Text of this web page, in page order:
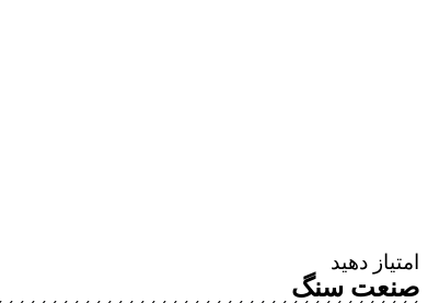
امتیاز دهید
صنعت سنگ